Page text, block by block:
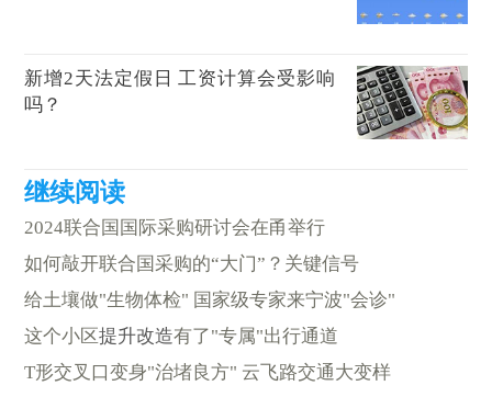
新增2天法定假日 工资计算会受影响
吗？
2024联合国国际采购研讨会在甬举行
如何敲开联合国采购的“大门”？关键信号
给土壤做"生物体检" 国家级专家来宁波"会诊"
这个小区提升改造有了"专属"出行通道
T形交叉口变身"治堵良方" 云飞路交通大变样